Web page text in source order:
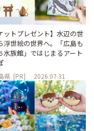
ットプレゼント】水辺の世
浮世絵の世界へ。「広島も
水族館」ではじまるアート
県 [PR] 2026.07.31